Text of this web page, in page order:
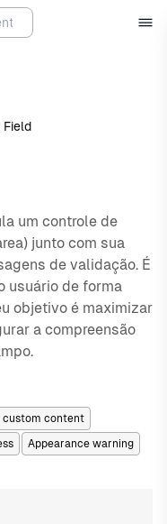
Field
um controle de
junto com sua
de validação. É
usuário de forma
objetivo é maximizar
a compreensão
custom content
Appearance warning